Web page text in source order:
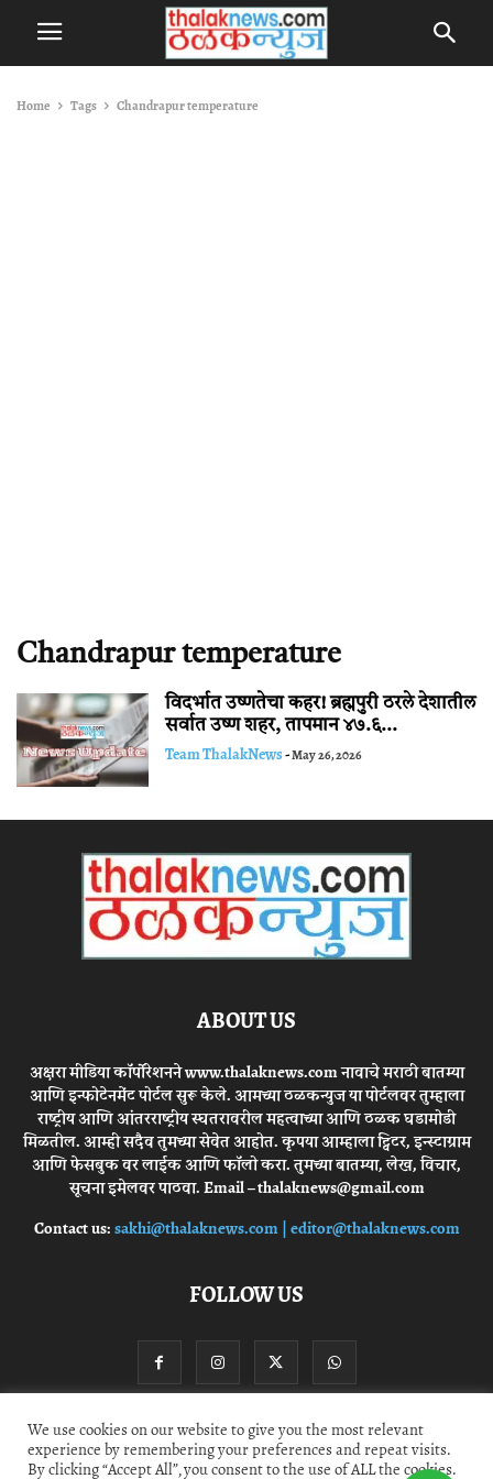
Home Tags Chandrapur temperature
Chandrapur temperature
विदर्भात उष्णतेचा कहर! ब्रह्मपुरी ठरले देशातील
सर्वात उष्ण शहर, तापमान ४७.६...
Team ThalakNews-May 26, 2026
ABOUT US
अक्षरा मीडिया कॉर्पोरेशनने www.thalaknews.com नावाचे मराठी बातम्या
आणि इन्फोटेनमेंट पोर्टल सुरू केले. आमच्या ठळकन्युज या पोर्टलवर तुम्हाला
राष्ट्रीय आणि आंतरराष्ट्रीय स्घतरावरील महत्वाच्या आणि ठळक घडामोडी
मिळतील. आम्ही सदैव तुमच्या सेवेत आहोत. कृपया आम्हाला ट्विटर, इन्स्टाग्राम
आणि फेसबुक वर लाईक आणि फॉलो करा. तुमच्या बातम्या, लेख, विचार,
सूचना इमेलवर पाठवा. Email – thalaknews@gmail.com
Contact us:sakhi@thalaknews.com | editor@thalaknews.com
FOLLOW US
Privacy Policy Contact Us
We use cookies on our website to give you the most relevant
experience by remembering your preferences and repeat visits.
By clicking “Accept All”, you consent to the use of ALL the cookies.